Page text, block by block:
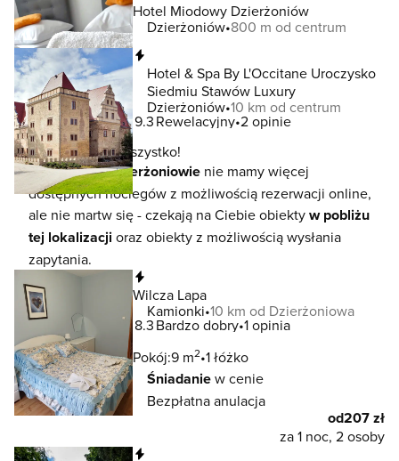
Hotel Miodowy Dzierżoniów
Dzierżoniów 800 m od centrum
Hotel & Spa By L'Occitane Uroczysko
Siedmiu Stawów Luxury
Dzierżoniów 10 km od centrum
9.3Rewelacyjny 2 opinie
To jeszcze nie wszystko!
W lokalizacjiDzierżoniowie nie mamy więcej
dostępnych noclegów z możliwością rezerwacji online,
ale nie martw się - czekają na Ciebie obiektyw pobliżu
tej lokalizacji oraz obiekty z możliwością wysłania
zapytania.
Wilcza Lapa
Kamionki 10 km od Dzierżoniowa
8.3Bardzo dobry 1 opinia
Pokój:9 m2 1 łóżko
Śniadaniew cenie
Bezpłatna anulacja
od207 zł
za 1 noc, 2 osoby